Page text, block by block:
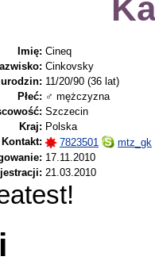
Imię: Cineq
Cinkovsky
urodzin: 11/20/90 (36 lat)
Płeć: ♂ mężczyzna
Szczecin
Kraj: Polska
Kontakt:
7823501
mtz_gk
17.11.2010
21.03.2010